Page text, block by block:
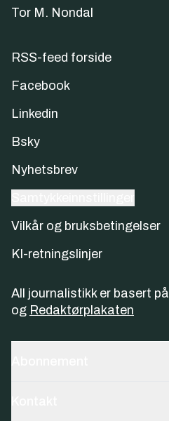
Tor M. Nondal
RSS-feed forside
Facebook
Linkedin
Bsky
Nyhetsbrev
Vilkår og bruksbetingelser
KI-retningslinjer
All journalistikk er basert på
og Redaktørplakaten